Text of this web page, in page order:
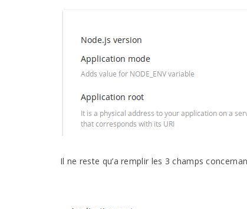
Il ne reste qu’a remplir les 3 champs